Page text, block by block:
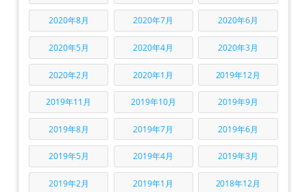
2020年8月 2020年7月 2020年6月
2020年5月 2020年4月 2020年3月
2020年2月 2020年1月 2019年12月
2019年11月 2019年10月 2019年9月
2019年8月 2019年7月 2019年6月
2019年5月 2019年4月 2019年3月
2019年2月 2019年1月 2018年12月